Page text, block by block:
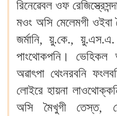
রিনেৱেবল ওফ
মওং অসি মেলেমগী ওইবা
জর্মানি, য়ু.কে.,
পাংথোকপনি। ভেহিকল
অৱাৎপা থেংনরবনি
লোইরে হায়না
অসি মৈখুগী তেস্ত,